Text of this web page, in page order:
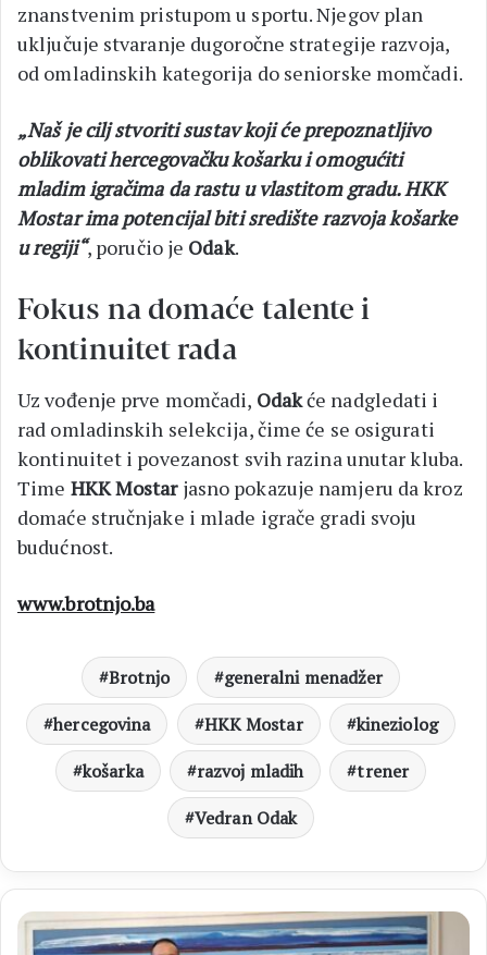
znanstvenim pristupom u sportu. Njegov plan
uključuje stvaranje dugoročne strategije razvoja,
od omladinskih kategorija do seniorske momčadi.
„Naš je cilj stvoriti sustav koji će prepoznatljivo
oblikovati hercegovačku košarku i omogućiti
mladim igračima da rastu u vlastitom gradu. HKK
Mostar ima potencijal biti središte razvoja košarke
u regiji“, poručio je Odak.
Fokus na domaće talente i
kontinuitet rada
Uz vođenje prve momčadi, Odakće nadgledati i
rad omladinskih selekcija, čime će se osigurati
kontinuitet i povezanost svih razina unutar kluba.
Time HKK Mostar jasno pokazuje namjeru da kroz
domaće stručnjake i mlade igrače gradi svoju
budućnost.
www.brotnjo.ba
Brotnjo
generalni menadžer
hercegovina
HKK Mostar
kineziolog
košarka
razvoj mladih
trener
Vedran Odak
SUM
Broćanka